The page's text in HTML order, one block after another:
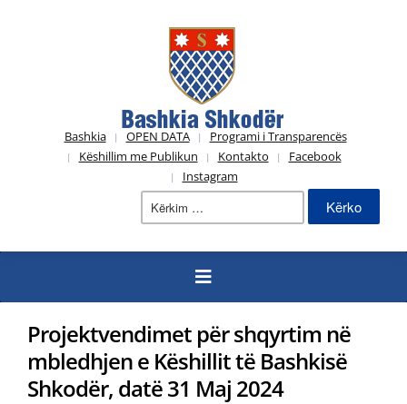
Bashkia OPEN DATA
Programi i Transparencës
Këshillim me Publikun
Kontakto
Facebook
Instagram
Kërko
Projektvendimet për shqyrtim në
mbledhjen e Këshillit të Bashkisë
Shkodër, datë 31 Maj 2024